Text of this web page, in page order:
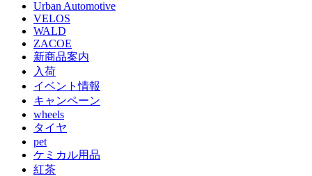
Urban Automotive
VELOS
WALD
ZACOE
新商品案内
入荷
イベント情報
キャンペーン
wheels
タイヤ
pet
ケミカル用品
紅茶